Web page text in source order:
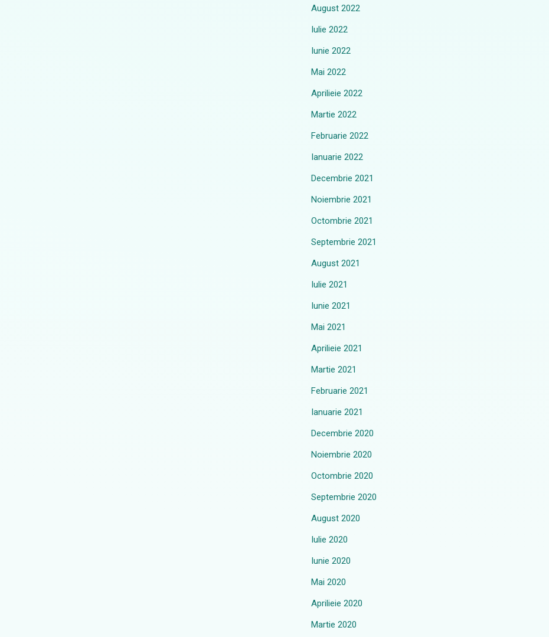
August 2022
Iulie 2022
Iunie 2022
Mai 2022
Aprilieie 2022
Martie 2022
Februarie 2022
Ianuarie 2022
Decembrie 2021
Noiembrie 2021
Octombrie 2021
Septembrie 2021
August 2021
Iulie 2021
Iunie 2021
Mai 2021
Aprilieie 2021
Martie 2021
Februarie 2021
Ianuarie 2021
Decembrie 2020
Noiembrie 2020
Octombrie 2020
Septembrie 2020
August 2020
Iulie 2020
Iunie 2020
Mai 2020
Aprilieie 2020
Martie 2020